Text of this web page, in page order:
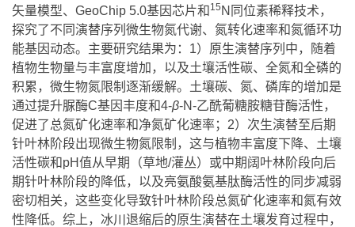
矢量模型、GeoChip 5.0基因芯片和 15 N同位素稀释技术，
探究了不同演替序列微生物氮代谢、氮转化速率和氮循环功
能基因动态。主要研究结果为：1）原生演替序列中，随着
植物生物量与丰富度增加，以及土壤活性碳、全氮和全磷的
积累，微生物氮限制逐渐缓解。土壤碳、氮、磷库的增加是
通过提升脲酶C基因丰度和4-β-N-乙酰葡糖胺糖苷酶活性，
促进了总氮矿化速率和净氮矿化速率；2）次生演替至后期
针叶林阶段出现微生物氮限制，这与植物丰富度下降、土壤
活性碳和pH值从早期（草地/灌丛）或中期阔叶林阶段向后
期针叶林阶段的降低，以及亮氨酸氨基肽酶活性的同步减弱
密切相关，这些变化导致针叶林阶段总氮矿化速率和氮有效
性降低。综上，冰川退缩后的原生演替在土壤发育过程中，